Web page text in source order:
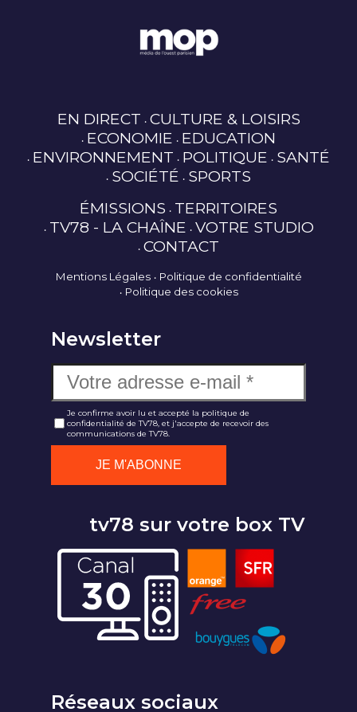
EN DIRECT CULTURE & LOISIRS
ECONOMIE EDUCATION
ENVIRONNEMENT POLITIQUE SANTÉ
SOCIÉTÉ SPORTS
ÉMISSIONS TERRITOIRES
TV78 - LA CHAÎNE VOTRE STUDIO
CONTACT
Mentions Légales
Politique de confidentialité
Politique des cookies
Newsletter
Je confirme avoir lu et accepté la politique de
confidentialité de TV78, et j'accepte de recevoir des
communications de TV78.
tv78 sur votre box TV
Réseaux sociaux